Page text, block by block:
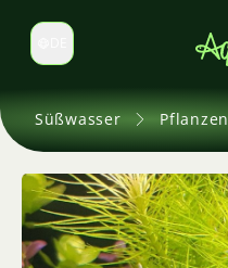
Sprache wechseln
Süßwasser Pflanzen